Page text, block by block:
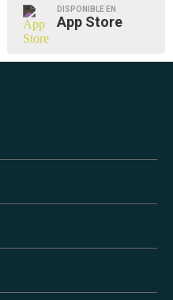
DISPONIBLE EN
App Store